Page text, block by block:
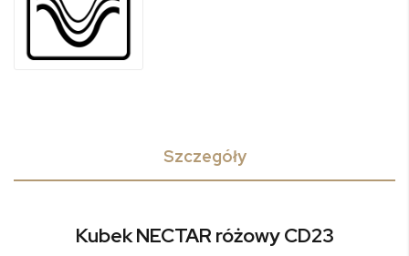
Szczegóły
Kubek NECTAR różowy CD23